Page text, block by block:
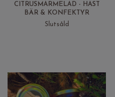
CITRUSMARMELAD - HAST
BÄR & KONFEKTYR
Slutsåld